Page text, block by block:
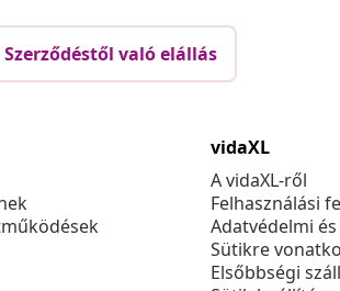
Szerződéstől való elállás
vidaXL
A vidaXL-ről
Felhasználási
Adatvédelmi
Sütikre
Elsőbbségi